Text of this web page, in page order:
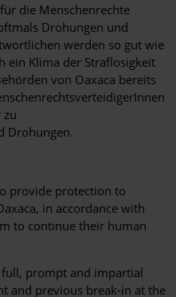
die Menschenrechte
Drohungen und
werden so gut wie
ein Klima der Straflosigkeit
von Oaxaca bereits
zu
Drohungen.
provide protection to
in accordance with
to continue their human
prompt and impartial
and previous break-in at the